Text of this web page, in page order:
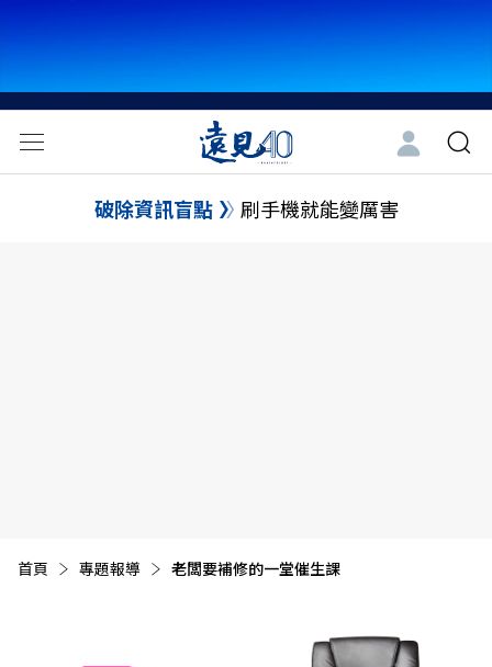
破除資訊盲點 刷手機就能變厲害
首頁 專題報導 目前頁面：
老闆要補修的一堂催生課